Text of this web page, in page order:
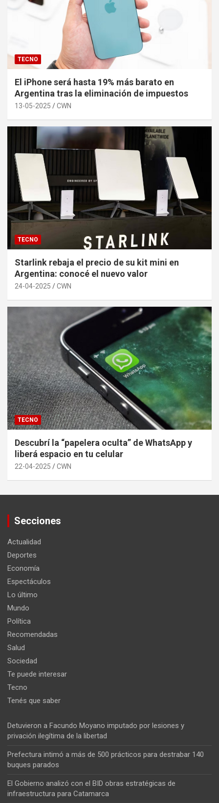
TECNO
El iPhone será hasta 19% más barato en
Argentina tras la eliminación de impuestos
13-05-2025 CWN
TECNO
Starlink rebaja el precio de su kit mini en
Argentina: conocé el nuevo valor
24-04-2025 CWN
TECNO
Descubrí la “papelera oculta” de WhatsApp y
liberá espacio en tu celular
22-04-2025 CWN
Secciones
Actualidad
Deportes
Economía
Espectáculos
Lo último
Mundo
Política
Recomendadas
Salud
Sociedad
Te puede interesar
Tecno
Tenés que saber
Detuvieron a Facundo Moyano imputado por lesiones y
privación ilegítima de la libertad
Prefectura intimó a más de 500 prácticos para destrabar 140
buques parados
El Gobierno analizó con el BID obras estratégicas de
infraestructura para Catamarca